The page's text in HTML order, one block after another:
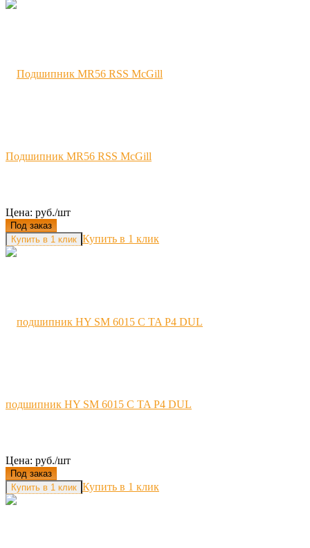
Подшипник MR56 RSS McGill
Цена: руб./шт
Под заказ
Купить в 1 клик
подшипник HY SM 6015 C TA P4 DUL
Цена: руб./шт
Под заказ
Купить в 1 клик